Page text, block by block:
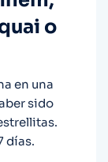
o
en una
sido
días.